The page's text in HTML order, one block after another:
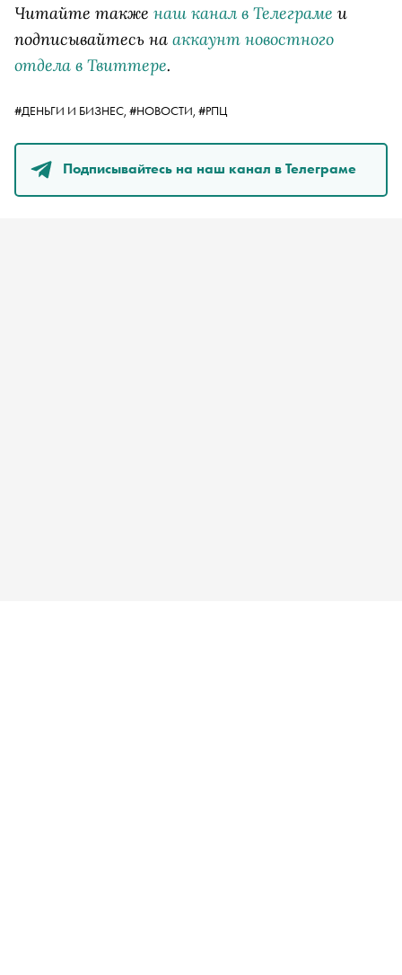
Читайте также наш канал в Телеграме и
подписывайтесь на аккаунт новостного
отдела в Твиттере.
#ДЕНЬГИ И БИЗНЕС, #НОВОСТИ, #РПЦ
Подписывайтесь на наш канал в Телеграме